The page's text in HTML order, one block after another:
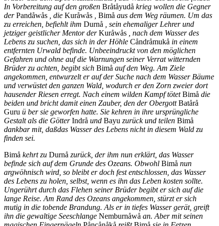
In Vorbereitung auf den großen Bråtåyudå krieg wollen die Gegner
derPandåwås , die Kuråwås Bimå aus dem Weg räumen. Um das
zu erreichen, befiehlt ihm Durnå
, sein ehemaliger Lehrer und
jetziger geistlicher Mentor derKuråwås
, nach dem Wasser des
Lebens zu suchen, das sich in der Höhle Cåndråmukå in einem
entfernten Urwald befinde. Unbeeindruckt von den möglichen
Gefahren und ohne auf die Warnungen seiner Verrat witternden
Brüder zu achten, begibt sich Bimå auf den Weg. Am Ziele
angekommen, entwurzelt er auf der Suche nach dem Wasser Bäume
und verwüstet den ganzen Wald, wodurch er den Zorn zweier dort
hausender Riesen erregt. Nach einem wilden Kampf tötetBimå die
beiden und bricht damit einen Zauber, den der ObergottBatårå
Guru ü ber sie geworfen hatte. Sie kehren in ihre ursprüngliche
Gestalt als die GötterIndrå und Bayu zurück und teilen Bimå
dankbar mit, daßdas Wasser des Lebens nicht in diesem Wald zu
finden sei.
Bimå kehrt zu Durnå zurück, der ihm nun erklärt, das Wasser
befinde sich auf dem Grunde des Ozeans. Obwohl Bimå nun
argwöhnisch wird, so bleibt er doch fest entschlossen, das Wasser
des Lebens zu holen, selbst, wenn es ihn das Leben kosten sollte.
Ungerührt durch das Flehen seiner Brüder begibt er sich auf die
lange Reise. Am Rand des Ozeans angekommen, stürzt er sich
mutig in die tobende Brandung. Als er in tiefes Wasser gerät, greift
ihn die gewaltige Seeschlange Nemburnåwå an. Aber mit seinen